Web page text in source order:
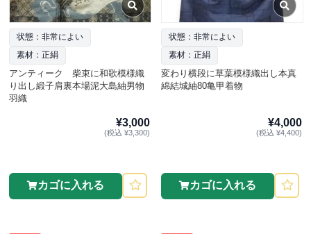
状態：非常によい
素材：正絹
アンティーク 柴束に和歌模様織
り出し緞子肩裏本場泥大島紬男物
羽織
¥3,000
(税込 ¥3,300)
カゴに入れる
状態：非常によい
素材：正絹
変わり横段に草葉模様織出し本真
綿結城紬80亀甲着物
¥4,000
(税込 ¥4,400)
カゴに入れる